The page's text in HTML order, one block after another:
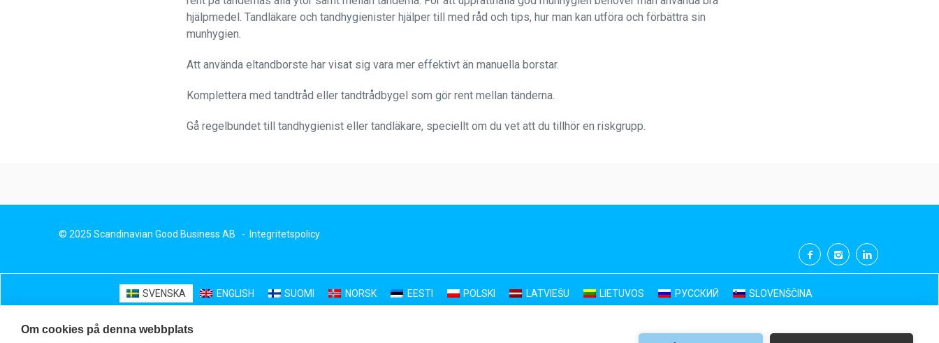
hjälpmedel. Tandläkare och tandhygienister hjälper till med råd och tips, hur man kan utföra och förbättra sin
munhygien.
Att använda eltandborste har visat sig vara mer effektivt än manuella borstar.
Komplettera med tandtråd eller tandtrådbygel som gör rent mellan tänderna.
Gå regelbundet till tandhygienist eller tandläkare, speciellt om du vet att du tillhör en riskgrupp.
© 2025 Scandinavian Good Business AB - Integritetspolicy
SVENSKA ENGLISH SUOMI NORSK EESTI POLSKI LATVIEŠU LIETUVOS РУССКИЙ SLOVENŠČINA
Om cookies på denna webbplats